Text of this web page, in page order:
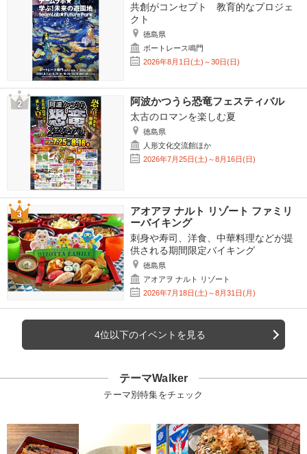
共創がコンセプト 教育的なプロジェ
クト
徳島県
ボートレース鳴門
2026年8月1日(土)～30日(日)
阿波かつうら恐竜フェスティバル
太古のロマンを楽しむ夏
徳島県
人形文化交流館ほか
2026年7月25日(土)～8月16日(日)
アオアヲ ナルト リゾート ファミリ
ーバイキング
刺身や寿司、洋食、中華料理などが提
供される期間限定バイキング
徳島県
アオアヲ ナルト リゾート
2026年7月18日(土)～8月31日(月)
4位以下のイベントを見る
テーマWalker
テーマ別特集をチェック